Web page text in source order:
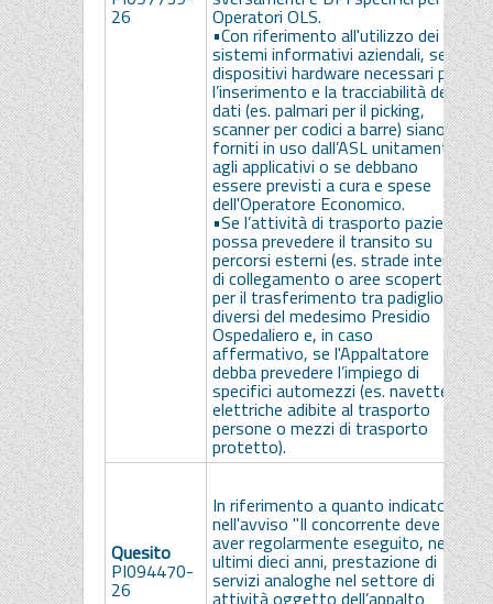
26 Operatori OLS.
•Con riferimento all'utilizzo dei
sistemi informativi aziendali, se i
dispositivi hardware necessari per
l’inserimento e la tracciabilità dei
dati (es. palmari per il picking,
scanner per codici a barre) siano
forniti in uso dall’ASL unitamente
agli applicativi o se debbano
essere previsti a cura e spese
dell'Operatore Economico.
•Se l’attività di trasporto pazienti
possa prevedere il transito su
percorsi esterni (es. strade interne
di collegamento o aree scoperte)
per il trasferimento tra padiglioni
diversi del medesimo Presidio
Ospedaliero e, in caso
affermativo, se l'Appaltatore
debba prevedere l’impiego di
specifici automezzi (es. navette
elettriche adibite al trasporto
persone o mezzi di trasporto
protetto).
-
Quesito
PI094470-
26
In riferimento a quanto indicato
nell'avviso "Il concorrente deve
aver regolarmente eseguito, negli
ultimi dieci anni, prestazione di
servizi analoghe nel settore di
attività oggetto dell’appalto
I